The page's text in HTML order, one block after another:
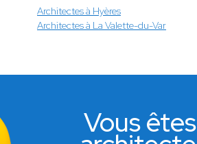
Architectes à Hyères
Architectes à La Valette-du-Var
Vous êtes